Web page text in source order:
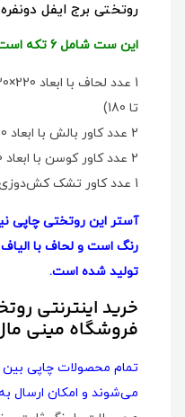
روتختی برج ایفل دو‌نفره
این ست شامل 6 تکه است:
تا 180)
2 عدد کاور بالش با ابعاد 50×70
2 عدد کاور کوسن با ابعاد 40×40
1 عدد کاور تشک کش‌دوزی شده با ابعاد 25x200x160
آستر این روتختی چاپی
تولید شده است.
خرید اینترنتی
فروشگاه مینی
می‌شوند و امکان ارسال به